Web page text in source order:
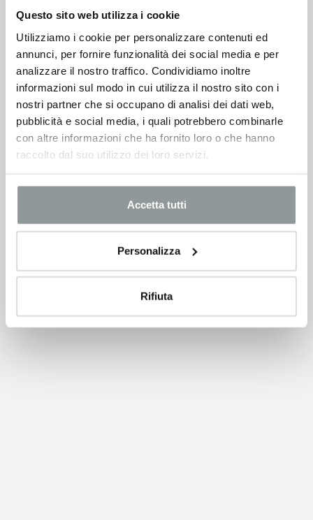
Questo sito web utilizza i cookie
Utilizziamo i cookie per personalizzare contenuti ed
annunci, per fornire funzionalità dei social media e per
analizzare il nostro traffico. Condividiamo inoltre
informazioni sul modo in cui utilizza il nostro sito con i
nostri partner che si occupano di analisi dei dati web,
pubblicità e social media, i quali potrebbero combinarle
con altre informazioni che ha fornito loro o che hanno
raccolto dal suo utilizzo dei loro servizi.
Accetta tutti
Personalizza
Rifiuta
VEDI SCHEDA